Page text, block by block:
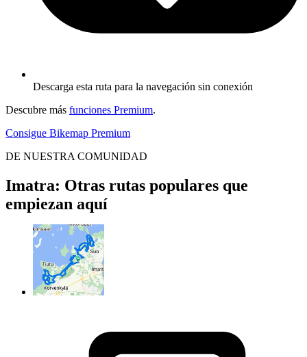
Descarga esta ruta para la navegación sin conexión
Descubre más funciones Premium.
Consigue Bikemap Premium
DE NUESTRA COMUNIDAD
Imatra: Otras rutas populares que
empiezan aquí